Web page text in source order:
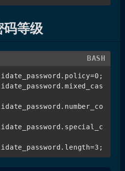
等级
BASH